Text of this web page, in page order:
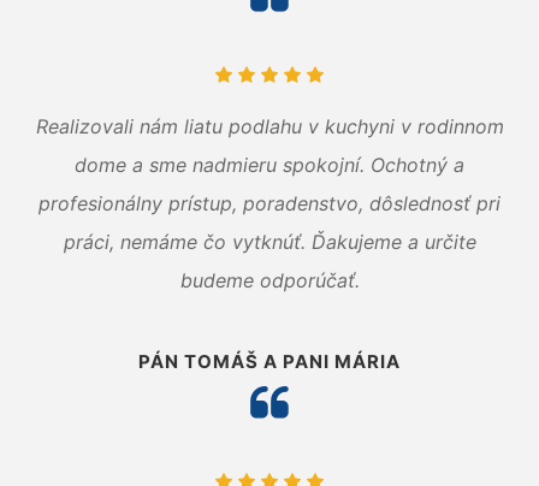
Realizovali nám liatu podlahu v kuchyni v rodinnom
dome a sme nadmieru spokojní. Ochotný a
profesionálny prístup, poradenstvo, dôslednosť pri
práci, nemáme čo vytknúť. Ďakujeme a určite
budeme odporúčať.
PÁN TOMÁŠ A PANI MÁRIA